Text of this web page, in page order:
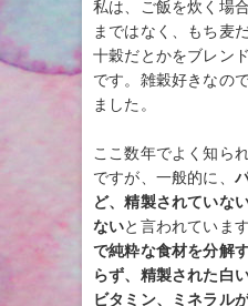
私は、ご飯を炊く場
まではなく、もち麦
十穀だとかをブレン
です。雑穀好きなの
ました。
ここ数年でよく知ら
ですが、一般的に、
ど、精製されていな
ないと言われています
で純粋な食材を分解
らず、精製された白
ビタミン、ミネラル